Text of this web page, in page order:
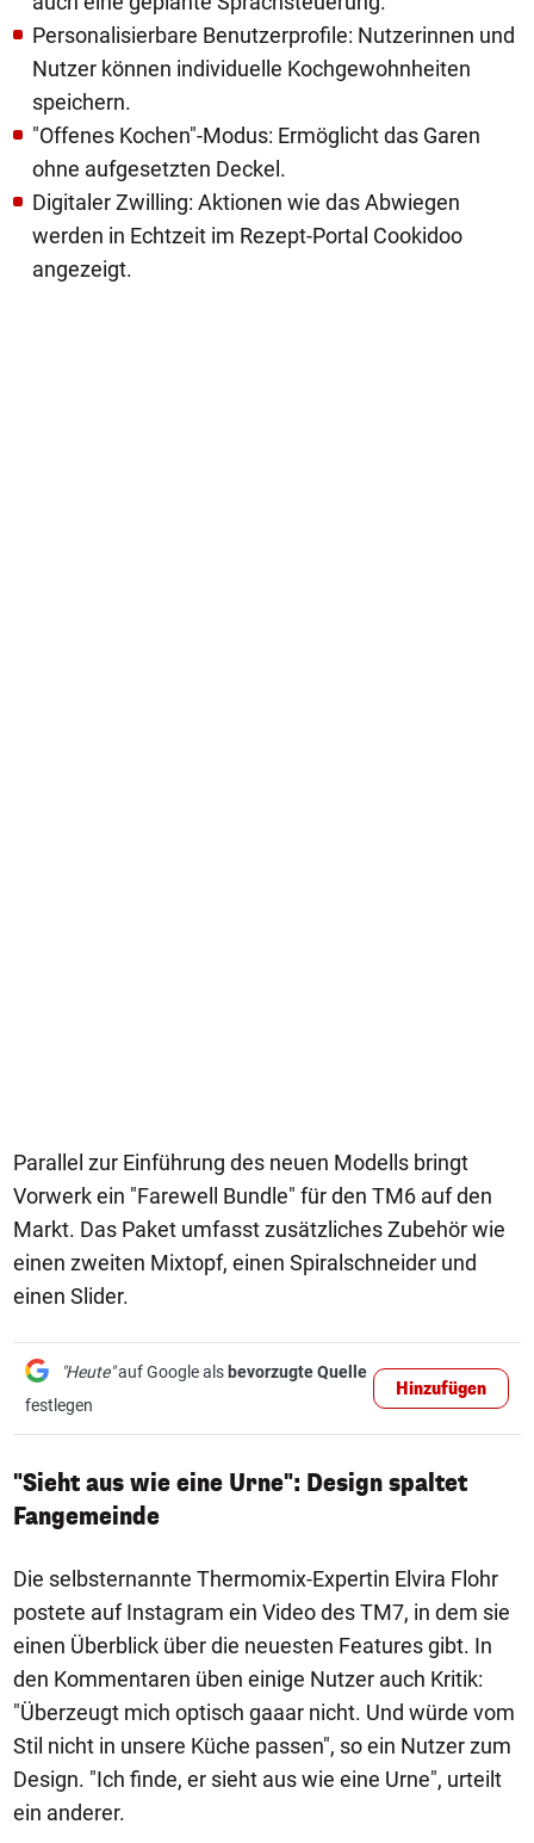
Personalisierbare Benutzerprofile: Nutzerinnen und
Nutzer können individuelle Kochgewohnheiten
speichern.
"Offenes Kochen"-Modus: Ermöglicht das Garen
ohne aufgesetzten Deckel.
Digitaler Zwilling: Aktionen wie das Abwiegen
werden in Echtzeit im Rezept-Portal Cookidoo
angezeigt.
Parallel zur Einführung des neuen Modells bringt
Vorwerk ein "Farewell Bundle" für den TM6 auf den
Markt. Das Paket umfasst zusätzliches Zubehör wie
einen zweiten Mixtopf, einen Spiralschneider und
einen Slider.
"Heute"auf Google als bevorzugte Quelle
festlegen
Hinzufügen
"Sieht aus wie eine Urne": Design spaltet
Fangemeinde
Die selbsternannte Thermomix-Expertin Elvira Flohr
postete auf Instagram ein Video des TM7, in dem sie
einen Überblick über die neuesten Features gibt. In
den Kommentaren üben einige Nutzer auch Kritik:
"Überzeugt mich optisch gaaar nicht. Und würde vom
Stil nicht in unsere Küche passen", so ein Nutzer zum
Design. "Ich finde, er sieht aus wie eine Urne", urteilt
ein anderer.